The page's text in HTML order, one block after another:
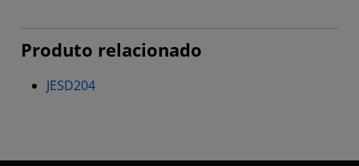
Produto relacionado
JESD204